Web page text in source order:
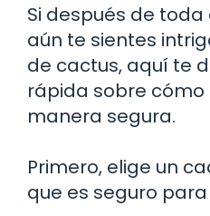
Si después de
aún te sientes
de cactus, aquí te
rápida sobre
manera segura.
Primero, elige un
que es seguro